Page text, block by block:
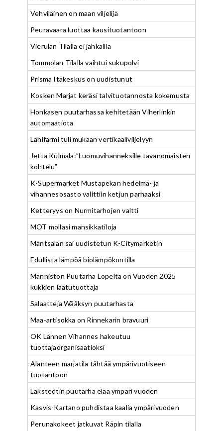
Vehviläinen on maan viljelijä
Peuravaara luottaa kausituotantoon
Vierulan Tilalla ei jahkailla
Tommolan Tilalla vaihtui sukupolvi
Prisma Itäkeskus on uudistunut
Kosken Marjat keräsi talvituotannosta kokemusta
Honkasen puutarhassa kehitetään Viherlinkin
automaatiota
Lähifarmi tuli mukaan vertikaaliviljelyyn
Jetta Kulmala:”Luomuvihanneksille tavanomaisten
kohtelu”
K-Supermarket Mustapekan hedelmä- ja
vihannesosasto valittiin ketjun parhaaksi
Ketteryys on Nurmitarhojen valtti
MOT mollasi mansikkatiloja
Mäntsälän sai uudistetun K-Citymarketin
Edullista lämpöä biolämpökontilla
Männistön Puutarha Lopelta on Vuoden 2025
kukkien laatutuottaja
Salaatteja Wääksyn puutarhasta
Maa-artisokka on Rinnekarin bravuuri
OK Lännen Vihannes hakeutuu
tuottajaorganisaatioksi
Alanteen marjatila tähtää ympärivuotiseen
tuotantoon
Lakstedtin puutarha elää ympäri vuoden
Kasvis-Kartano puhdistaa kaalia ympärivuoden
Perunakokeet jatkuvat Räpin tilalla